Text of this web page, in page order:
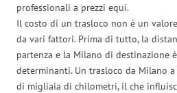
professionali a prezzi equi.
Il costo di un trasloco non è un
da vari fattori. Prima di tutto, la
partenza e la Milano di destinazione
determinanti. Un trasloco da Milano
di migliaia di chilometri, il che